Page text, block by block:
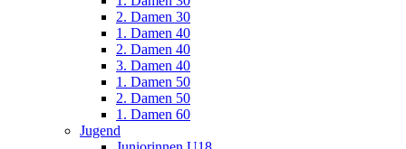
2. Damen 30
1. Damen 40
2. Damen 40
3. Damen 40
1. Damen 50
2. Damen 50
1. Damen 60
Jugend